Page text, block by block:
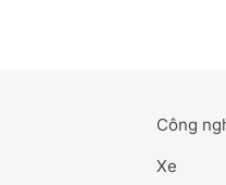
Công
Xe